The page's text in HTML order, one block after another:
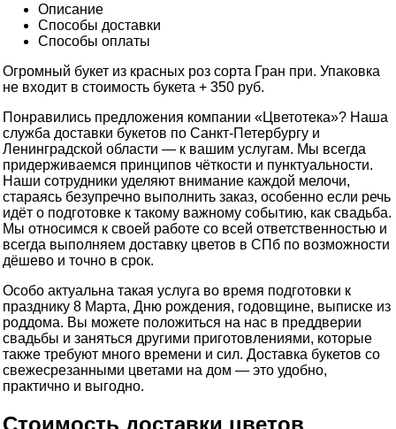
Описание
Способы доставки
Способы оплаты
Огромный букет из красных роз сорта Гран при. Упаковка
не входит в стоимость букета + 350 руб.
Понравились предложения компании «Цветотека»? Наша
служба доставки букетов по Санкт-Петербургу и
Ленинградской области — к вашим услугам. Мы всегда
придерживаемся принципов чёткости и пунктуальности.
Наши сотрудники уделяют внимание каждой мелочи,
стараясь безупречно выполнить заказ, особенно если речь
идёт о подготовке к такому важному событию, как свадьба.
Мы относимся к своей работе со всей ответственностью и
всегда выполняем доставку цветов в СПб по возможности
дёшево и точно в срок.
Особо актуальна такая услуга во время подготовки к
празднику 8 Марта, Дню рождения, годовщине, выписке из
роддома. Вы можете положиться на нас в преддверии
свадьбы и заняться другими приготовлениями, которые
также требуют много времени и сил. Доставка букетов со
свежесрезанными цветами на дом — это удобно,
практично и выгодно.
Стоимость доставки цветов